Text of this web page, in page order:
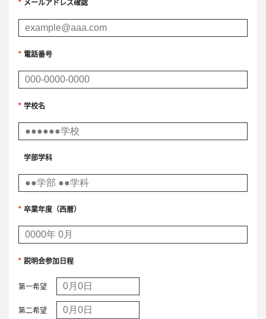
* メールアドレス確認
* 電話番号
* 学校名
学部学科
* 卒業年度（西暦）
* 説明会参加日程
第一希望
第二希望